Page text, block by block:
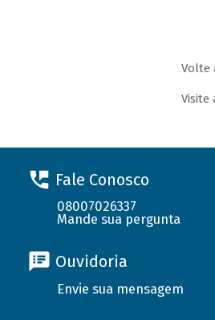
Volte
Visite
Fale Conosco
08007026337
Mande sua pergunta
Ouvidoria
Envie sua mensagem